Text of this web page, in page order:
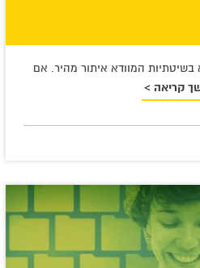
בשיטתיות המוודא איתור מהיר. אם
קריאה >